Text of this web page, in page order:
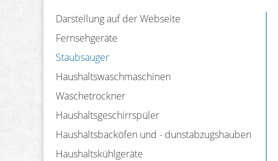
Darstellung auf der Webseite
Fernsehgeräte
Staubsauger
Haushaltswaschmaschinen
Wäschetrockner
Haushaltsgeschirrspüler
Haushaltsbacköfen und - dunstabzugshauben
Haushaltskühlgeräte